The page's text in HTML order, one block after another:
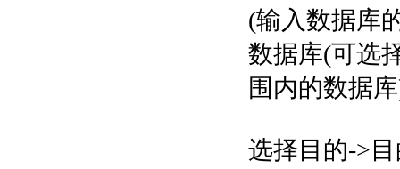
(输入数据库
数据库(可选
围内的数据
选择目的->